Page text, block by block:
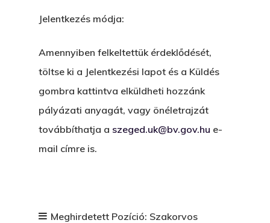
Jelentkezés módja:
Amennyiben felkeltettük érdeklődését,
töltse ki a Jelentkezési lapot és a Küldés
gombra kattintva elküldheti hozzánk
pályázati anyagát, vagy önéletrajzát
továbbíthatja a szeged.uk@bv.gov.hu e-
mail címre is.
Meghirdetett Pozíció: Szakorvos